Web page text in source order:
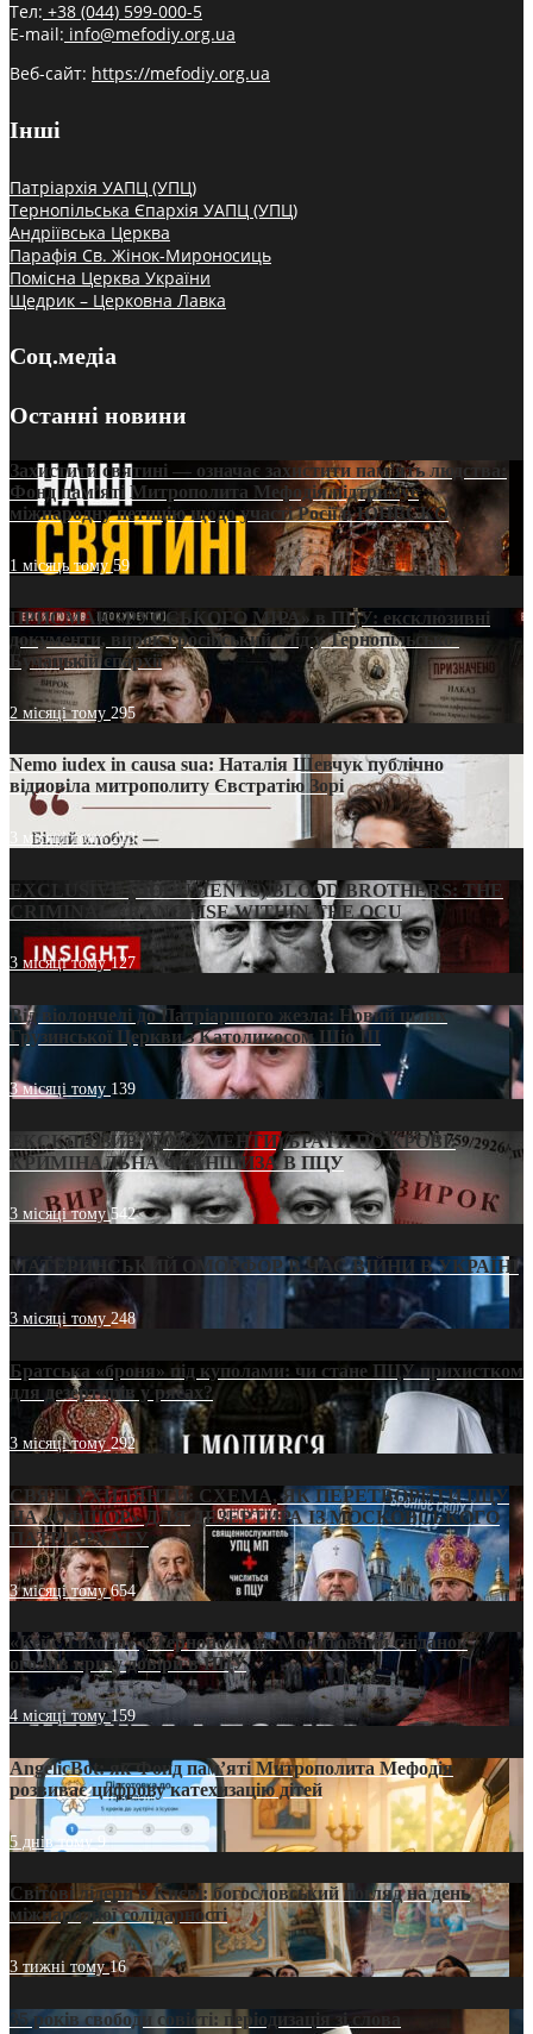
Тел: +38 (044) 599-000-5
E-mail: info@mefodiy.org.ua
Веб-сайт: https://mefodiy.org.ua
Інші
Патріархія УАПЦ (УПЦ)
Тернопільська Єпархія УАПЦ (УПЦ)
Андріївська Церква
Парафія Св. Жінок-Мироносиць
Помісна Церква України
Щедрик – Церковна Лавка
Соц.медіа
Останні новини
Захистити святині — означає захистити пам’ять людства:
Фонд пам’яті Митрополита Мефодія підтримує
міжнародну петицію щодо участі Росії в ЮНЕСКО
1 місяць тому59
ПРИСМАК «РУССЬКОГО МІРА» в ПЦУ: ексклюзивні
документи, вирок і російський слід у Тернопільсько-
Бучацькій єпархії
2 місяці тому 295
Nemo iudex in causa sua: Наталія Шевчук публічно
відповіла митрополиту Євстратію Зорі
3 місяці тому213
EXCLUSIVE (DOCUMENTS)/BLOOD BROTHERS: THE
CRIMINAL FRANCHISE WITHIN THE OCU
3 місяці тому127
Від віолончелі до Патріаршого жезла: Новий шлях
Грузинської Церкви з Католикосом Шіо III
3 місяці тому 139
ЕКСКЛЮЗИВ (ДОКУМЕНТИ)/БРАТИ ПО КРОВІ:
КРИМІНАЛЬНА ФРАНШИЗА В ПЦУ
3 місяці тому542
МАТЕРИНСЬКИЙ ОМОРФОР В ЧАС ВІЙНИ В УКРАЇНІ
3 місяці тому248
Братська «броня» під куполами: чи стане ПЦУ прихистком
для дезертирів у рясах?
3 місяці тому292
СВЯТІ УХИЛЯНТИ: СХЕМА, ЯК ПЕРЕТВОРИТИ ПЦУ
НА «ОФШОР» ДЛЯ ДЕЗЕРТИРА ІЗ МОСКОВСЬКОГО
ПАТРІАРХАТУ
3 місяці тому654
«Кейс Тихона» у Тернополі: як Молитовний сніданок
оголив кризу довіри в ПЦУ
4 місяці тому159
AngelicBot: як Фонд пам’яті Митрополита Мефодія
розвиває цифрову катехизацію дітей
5 днів тому9
Світові лідери в Києві: богословський погляд на день
міжнародної солідарності
3 тижні тому16
35 років свободи совісті: періодизація зі слова